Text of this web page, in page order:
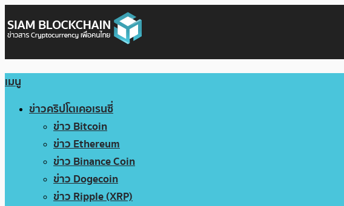
เมนู
ข่าวคริปโตเคอเรนซี่
ข่าว Bitcoin
ข่าว Ethereum
ข่าว Binance Coin
ข่าว Dogecoin
ข่าว Ripple (XRP)